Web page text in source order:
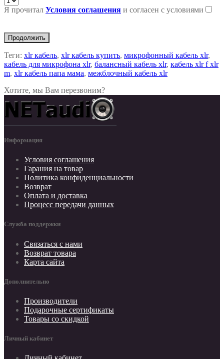
Я прочитал Условия соглашения и согласен с условиями
Продолжить
Теги: xlr кабель, xlr кабель купить, микрофонный кабель xlr,
кабель для микрофона xlr, балансный кабель xlr, кабель xlr f xlr
m, xlr кабель папа мама, межблочный кабель xlr
Хотите, мы Вам перезвоним?
Информация
Условия соглашения
Гарания на товар
Политика конфиденциальности
Возврат
Оплата и доставка
Процесс передачи данных
Служба поддержки
Связаться с нами
Возврат товара
Карта сайта
Дополнительно
Производители
Подарочные сертификаты
Товары со скидкой
Личный кабинет